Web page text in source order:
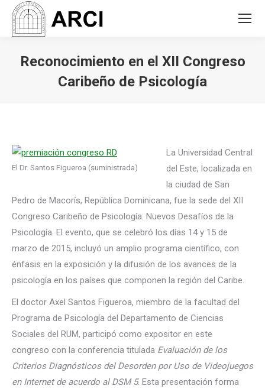
Reconocimiento en el XII Congreso
Caribeño de Psicología
El Dr. Santos Figueroa (suministrada)
La Universidad Central
del Este, localizada en
la ciudad de San
Pedro de Macorís, República Dominicana, fue la sede del XII
Congreso Caribeño de Psicología: Nuevos Desafíos de la
Psicología. El evento, que se celebró los días 14 y 15 de
marzo de 2015, incluyó un amplio programa científico, con
énfasis en la exposición y la difusión de los avances de la
psicología en los países que componen la región del Caribe.
El doctor Axel Santos Figueroa, miembro de la facultad del
Programa de Psicología del Departamento de Ciencias
Sociales del RUM, participó como expositor en este
congreso con la conferencia titulada Evaluación de los
Criterios Diagnósticos del Desorden por Uso de Videojuegos
en Internet de acuerdo al DSM 5. Esta presentación forma